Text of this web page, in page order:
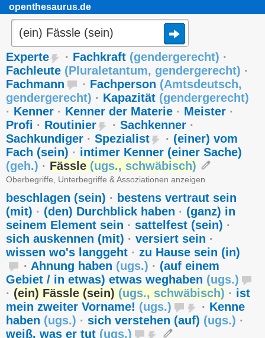
openthesaurus.de
Experte · Fachkraft (gendergerecht) ·
Fachleute (Pluraletantum, gendergerecht) ·
Fachmann
· Fachperson (Amtsdeutsch,
gendergerecht) · Kapazität (gendergerecht)
· Kenner · Kenner der Materie · Meister ·
Profi · Routinier · Sachkenner ·
Sachkundiger · Spezialist · (einer) vom
Fach (sein) · intimer Kenner (einer Sache)
(geh.) · Fässle (ugs., schwäbisch)
Oberbegriffe, Unterbegriffe & Assoziationen anzeigen
beschlagen (sein) · bestens vertraut sein
(mit) · (den) Durchblick haben · (ganz) in
seinem Element sein · sattelfest (sein) ·
sich auskennen (mit) · versiert sein ·
wissen wo's langgeht · zu Hause sein (in)
· Ahnung haben (ugs.) · (auf einem
Gebiet / in etwas) etwas weghaben (ugs.)
· (ein) Fässle (sein) (ugs., schwäbisch) · ist
mein zweiter Vorname! (ugs.) · Kenne
haben (ugs.) · sich verstehen (auf) (ugs.) ·
weiß, was er tut (ugs.)